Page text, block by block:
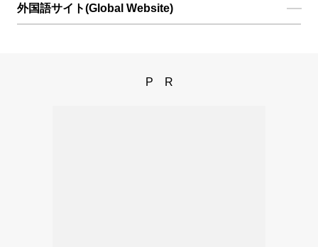
外国語サイト(Global Website)
PR